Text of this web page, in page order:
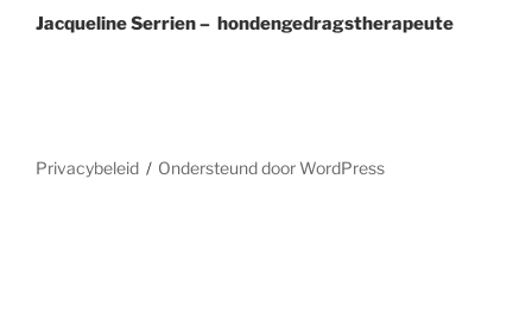
Jacqueline Serrien – hondengedragstherapeute
Privacybeleid Ondersteund door WordPress